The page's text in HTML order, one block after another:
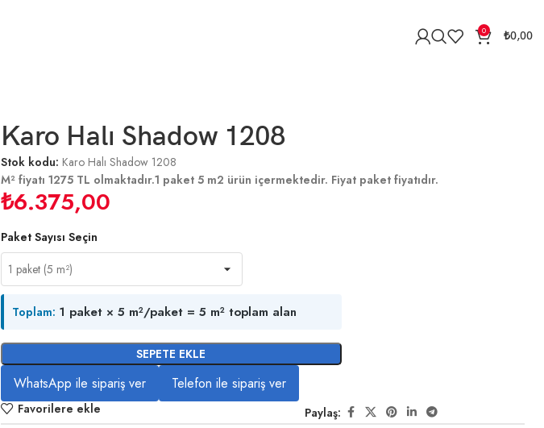
0 ₺0,00
Karo Halı Shadow 1208
Stok kodu: Karo Halı Shadow 1208
M² fiyatı 1275 TL olmaktadır.1 paket 5 m2 ürün içermektedir. Fiyat paket fiyatıdır.
₺6.375,00
Paket Sayısı Seçin
Toplam: 1 paket × 5 m²/paket = 5 m² toplam alan
SEPETE EKLE
WhatsApp ile sipariş ver Telefon ile sipariş ver
Favorilere ekle Paylaş: